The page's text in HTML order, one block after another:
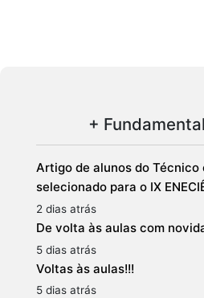
+
Artigo de alunos do Técnico
selecionado para o IX
2 dias atrás
De volta às aulas com
5 dias atrás
Voltas às aulas!!!
5 dias atrás